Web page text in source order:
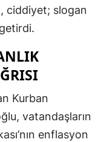
ciddiyet; slogan
Kurban
vatandaşların
enflasyon